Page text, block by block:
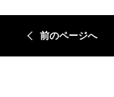
前のページへ